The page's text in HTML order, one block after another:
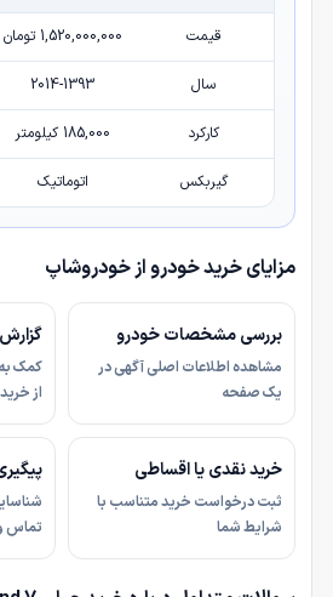
قیمت 1,520,000,000 تومان
سال 2014-1393
کارکرد 185,000 کیلومتر
گیربکس اتوماتیک
مزایای خرید خودرو از خودروشاپ
بررسی مشخصات خودرو
مشاهده اطلاعات اصلی آگهی در
یک صفحه
کمک
از خرید
خرید نقدی یا اقساطی
ثبت درخواست خرید متناسب با
شرایط شما
تماس